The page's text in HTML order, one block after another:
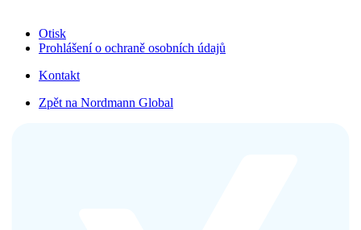
Otisk
Prohlášení o ochraně osobních údajů
Kontakt
Zpět na Nordmann Global